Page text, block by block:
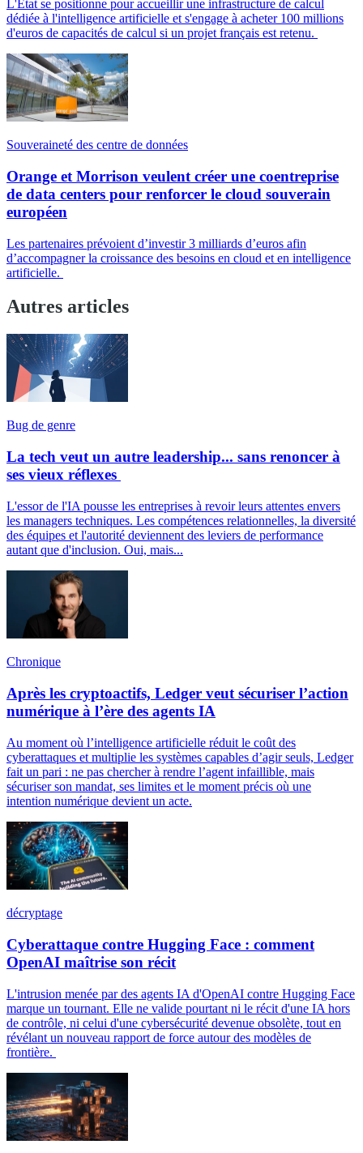
L'État se positionne pour accueillir une infrastructure de calcul
dédiée à l'intelligence artificielle et s'engage à acheter 100 millions
d'euros de capacités de calcul si un projet français est retenu.
Souveraineté des centre de données
Orange et Morrison veulent créer une coentreprise
de data centers pour renforcer le cloud souverain
européen
Les partenaires prévoient d’investir 3 milliards d’euros afin
d’accompagner la croissance des besoins en cloud et en intelligence
artificielle.
Autres articles
Bug de genre
La tech veut un autre leadership... sans renoncer à
ses vieux réflexes
L'essor de l'IA pousse les entreprises à revoir leurs attentes envers
les managers techniques. Les compétences relationnelles, la diversité
des équipes et l'autorité deviennent des leviers de performance
autant que d'inclusion. Oui, mais...
Chronique
Après les cryptoactifs, Ledger veut sécuriser l’action
numérique à l’ère des agents IA
Au moment où l’intelligence artificielle réduit le coût des
cyberattaques et multiplie les systèmes capables d’agir seuls, Ledger
fait un pari : ne pas chercher à rendre l’agent infaillible, mais
sécuriser son mandat, ses limites et le moment précis où une
intention numérique devient un acte.
décryptage
Cyberattaque contre Hugging Face : comment
OpenAI maîtrise son récit
L'intrusion menée par des agents IA d'OpenAI contre Hugging Face
marque un tournant. Elle ne valide pourtant ni le récit d'une IA hors
de contrôle, ni celui d'une cybersécurité devenue obsolète, tout en
révélant un nouveau rapport de force autour des modèles de
frontière.